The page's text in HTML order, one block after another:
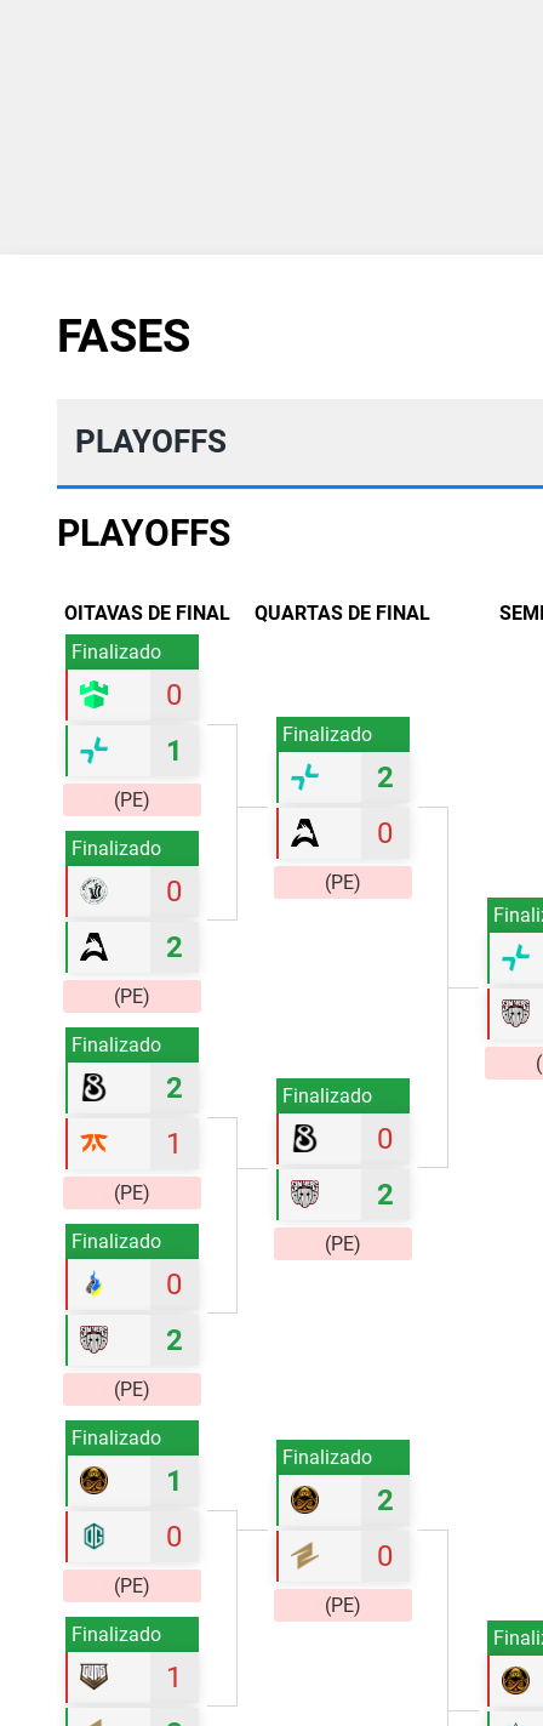
FASES
PLAYOFFS
PLAYOFFS
QUARTAS DE FINAL
Finalizado
2
0
(PE)
Finalizado
0
2
(PE)
Finalizado
2
0
(PE)
OITAVAS DE FINAL
Finalizado
0
1
(PE)
Finalizado
0
2
(PE)
Finalizado
2
1
(PE)
Finalizado
0
2
(PE)
Finalizado
1
0
(PE)
Finalizado
1